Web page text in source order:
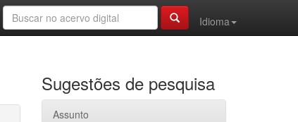
Idioma
Sugestões de pesquisa
Assunto